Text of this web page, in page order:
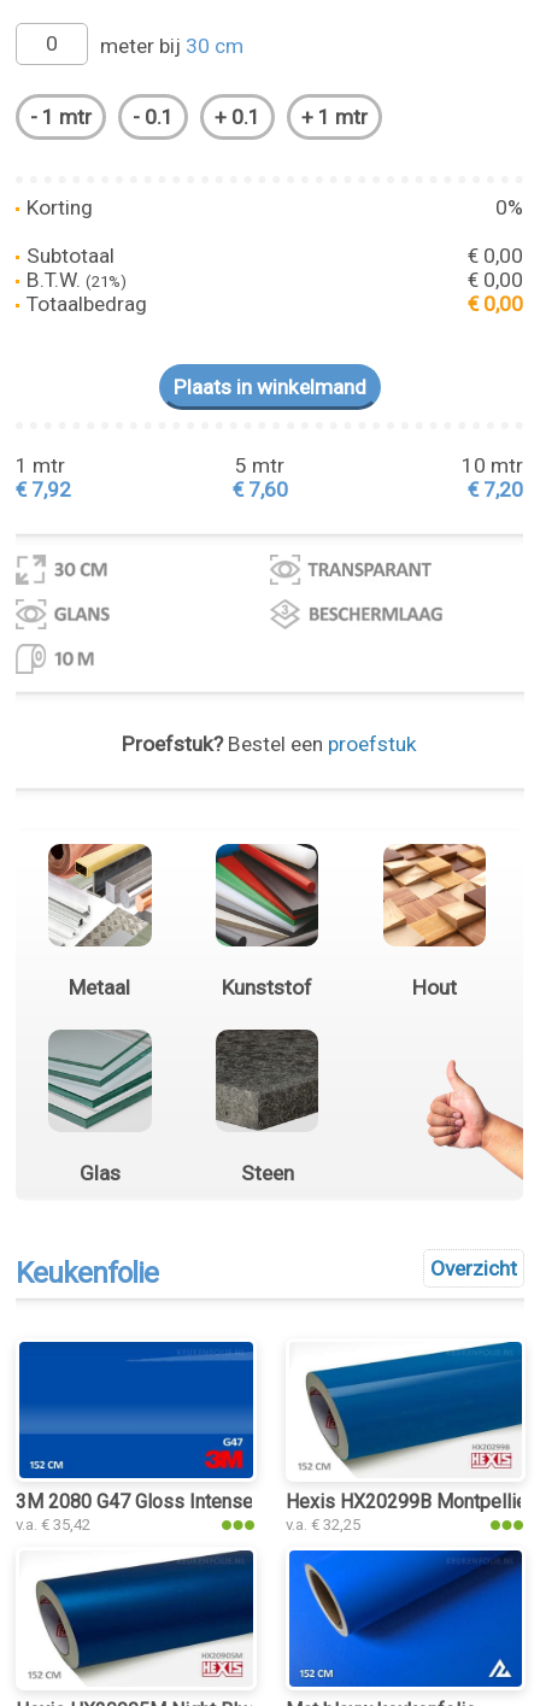
meter bij 30 cm
Korting
0%
Subtotaal
€ 0,00
B.T.W.(21%)
€ 0,00
Totaalbedrag
€ 0,00
1 mtr
€ 7,92
5 mtr
€ 7,60
10 mtr
€ 7,20
Proefstuk?Bestel een proefstuk
Metaal Kunststof Hout
Glas Steen
Overzicht
Keukenfolie
3M 2080 G47 Gloss Intense Blue keukenfolie
v.a. € 35,42
Hexis HX20299B
v.a. € 32,25